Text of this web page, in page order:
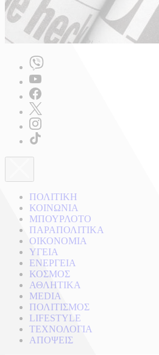
ΠΟΛΙΤΙΚΗ
ΚΟΙΝΩΝΙΑ
ΜΠΟΥΡΛΟΤΟ
ΠΑΡΑΠΟΛΙΤΙΚΑ
ΟΙΚΟΝΟΜΙΑ
ΥΓΕΙΑ
ΕΝΕΡΓΕΙΑ
ΚΟΣΜΟΣ
ΑΘΛΗΤΙΚΑ
MEDIA
ΠΟΛΙΤΙΣΜΟΣ
LIFESTYLE
ΤΕΧΝΟΛΟΓΙΑ
ΑΠΟΨΕΙΣ